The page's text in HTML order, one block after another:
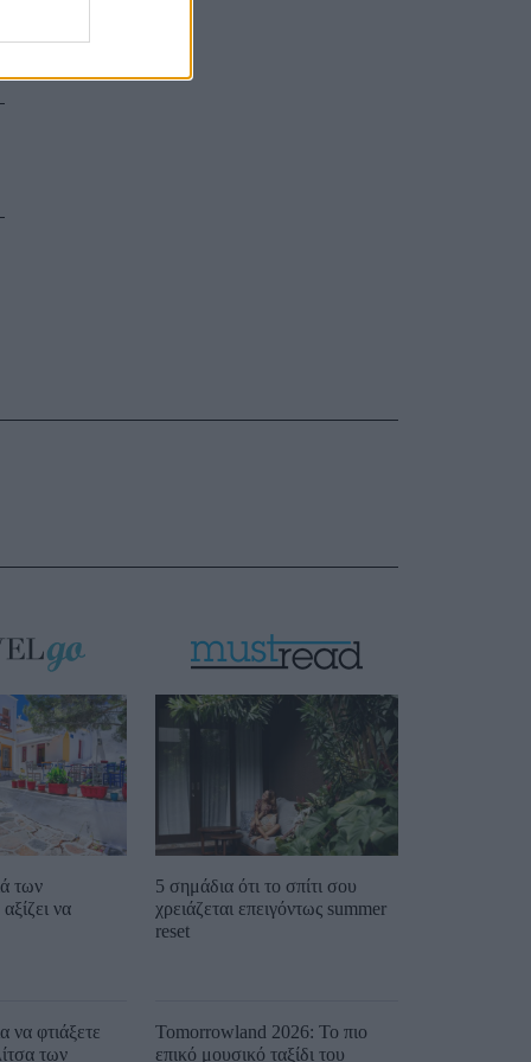
των
να
να φτιάξετε
των
5 σημάδια ότι το σπίτι σου
χρειάζεται επειγόντως summer
reset
Tomorrowland 2026: Το πιο
επικό μουσικό ταξίδι του